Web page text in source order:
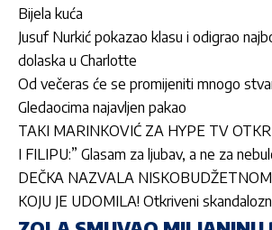
Bijela kuća
Jusuf Nurkić pokazao klasu i odigrao
dolaska u Charlotte
Od večeras će se promijeniti mnogo
Gledaocima najavljen pakao
TAKI MARINKOVIĆ ZA HYPE TV
I FILIPU:” Glasam za ljubav, a ne za
DEČKA NAZVALA
KOJU JE UDOMILA! Otkriveni